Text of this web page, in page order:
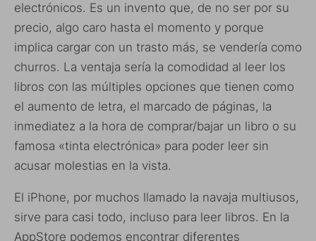
electrónicos. Es un invento que, de no ser por su
precio, algo caro hasta el momento y porque
implica cargar con un trasto más, se vendería como
churros. La ventaja sería la comodidad al leer los
libros con las múltiples opciones que tienen como
el aumento de letra, el marcado de páginas, la
inmediatez a la hora de comprar/bajar un libro o su
famosa «tinta electrónica» para poder leer sin
acusar molestias en la vista.
El iPhone, por muchos llamado la navaja multiusos,
sirve para casi todo, incluso para leer libros. En la
AppStore podemos encontrar diferentes